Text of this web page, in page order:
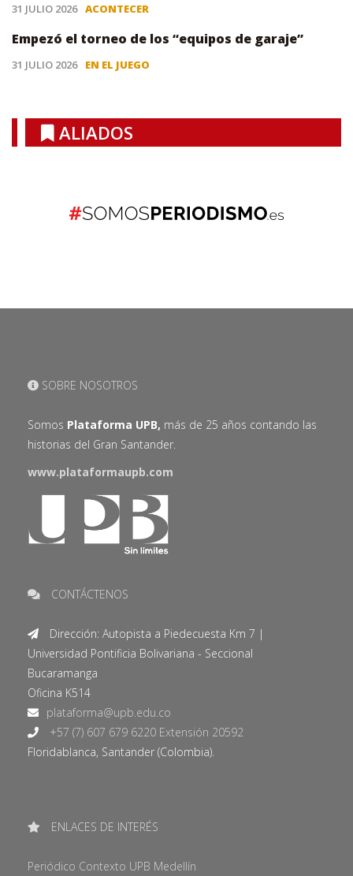
31 JULIO 2026 ACONTECER
Empezó el torneo de los “equipos de garaje”
31 JULIO 2026 EN EL JUEGO
ALIADOS
SOBRE NOSOTROS
Somos Plataforma UPB, más de 25 años contando las
historias del Gran Santander.
www.plataformaupb.com
CONTÁCTENOS
Dirección: Autopista a Piedecuesta Km 7 |
Universidad Pontificia Bolivariana - Seccional
Bucaramanga
Oficina K514
+57 (7) 607 679 6220 Extensión 20592
Floridablanca, Santander (Colombia).
ENLACES DE INTERÉS
Periódico Contexto UPB Medellín